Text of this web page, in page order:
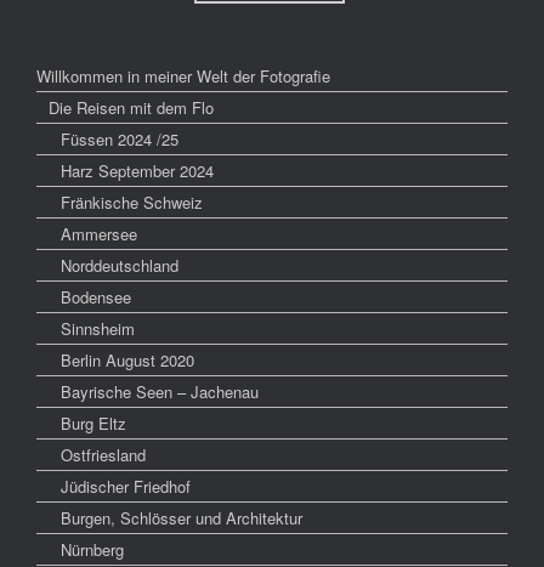
Willkommen in meiner Welt der Fotografie
Die Reisen mit dem Flo
Füssen 2024 /25
Harz September 2024
Fränkische Schweiz
Ammersee
Norddeutschland
Bodensee
Sinnsheim
Berlin August 2020
Bayrische Seen – Jachenau
Burg Eltz
Ostfriesland
Jüdischer Friedhof
Burgen, Schlösser und Architektur
Nürnberg